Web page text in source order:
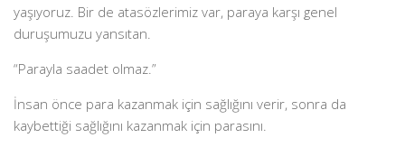
yaşıyoruz. Bir de atasözlerimiz var, paraya karşı genel
duruşumuzu yansıtan.
“Parayla saadet olmaz.”
İnsan önce para kazanmak için sağlığını verir, sonra da
kaybettiği sağlığını kazanmak için parasını.